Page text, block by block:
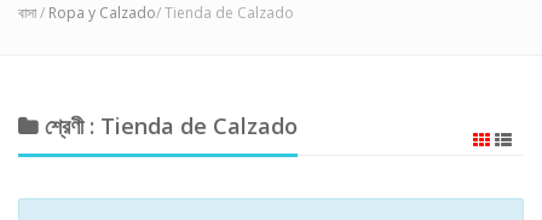
বাসা/ Ropa y Calzado/ Tienda de Calzado
শ্রেণী : Tienda de Calzado